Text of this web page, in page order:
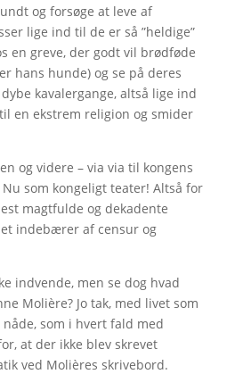
og forsøge at leve af
lige ind til de er så ”heldige”
en greve, der godt vil brødføde
hans hunde) og se på deres
kavalergange, altså lige ind
en ekstrem religion og smider
og videre – via via til kongens
som kongeligt teater! Altså for
magtfulde og dekadente
indebærer af censur og
indvende, men se dog hvad
Molière? Jo tak, med livet som
som i hvert fald med
at der ikke blev skrevet
ved Molières skrivebord.